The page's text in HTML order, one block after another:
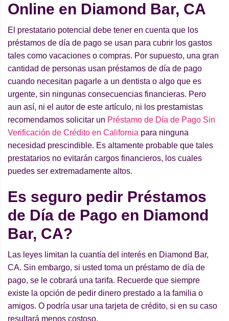
Online en Diamond Bar, CA
El prestatario potencial debe tener en cuenta que los
préstamos de día de pago se usan para cubrir los gastos
tales como vacaciones o compras. Por supuesto, una gran
cantidad de personas usan préstamos de día de pago
cuando necesitan pagarle a un dentista o algo que es
urgente, sin ningunas consecuencias financieras. Pero
aun así, ni el autor de este artículo, ni los prestamistas
recomendamos solicitar un Préstamo de Día de Pago Sin
Verificación de Crédito en California para ninguna
necesidad prescindible. Es altamente probable que tales
prestatarios no evitarán cargos financieros, los cuales
puedes ser extremadamente altos.
Es seguro pedir Préstamos
de Día de Pago en Diamond
Bar, CA?
Las leyes limitan la cuantía del interés en Diamond Bar,
CA. Sin embargo, si usted toma un préstamo de día de
pago, se le cobrará una tarifa. Recuerde que siempre
existe la opción de pedir dinero prestado a la familia o
amigos. O podría usar una tarjeta de crédito, si en su caso
resultará menos costoso.